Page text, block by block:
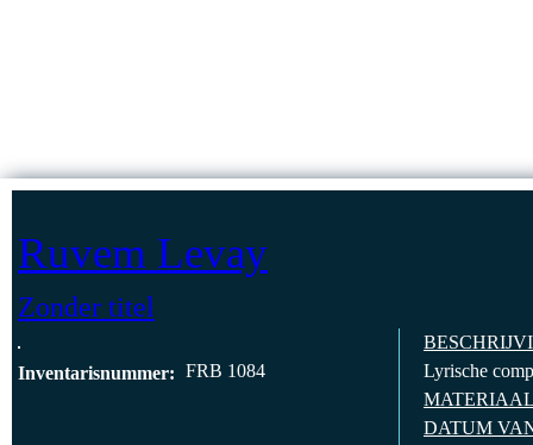
Ruvem Levay
Zonder titel
Inventarisnummer: FRB 1084
Lyrische
DATUM